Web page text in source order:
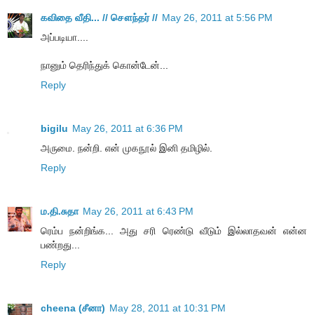
கவிதை வீதி... // சௌந்தர் // May 26, 2011 at 5:56 PM
அப்படியா....
நானும் தெரிந்துக் கொன்டேன்...
Reply
bigilu May 26, 2011 at 6:36 PM
அருமை. நன்றி. என் முகநூல் இனி தமிழில்.
Reply
ம.தி.சுதா May 26, 2011 at 6:43 PM
ரெம்ப நன்றிங்க... அது சரி ரெண்டு வீடும் இல்லாதவன் என்ன
பண்றது...
Reply
cheena (சீனா) May 28, 2011 at 10:31 PM